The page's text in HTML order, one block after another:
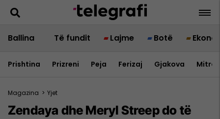
Ballina Të fundit Lajme Botë
Prishtina Prizreni Peja Ferizaj Gjakova
Magazina > Yjet
Zendaya dhe Meryl Streep do të